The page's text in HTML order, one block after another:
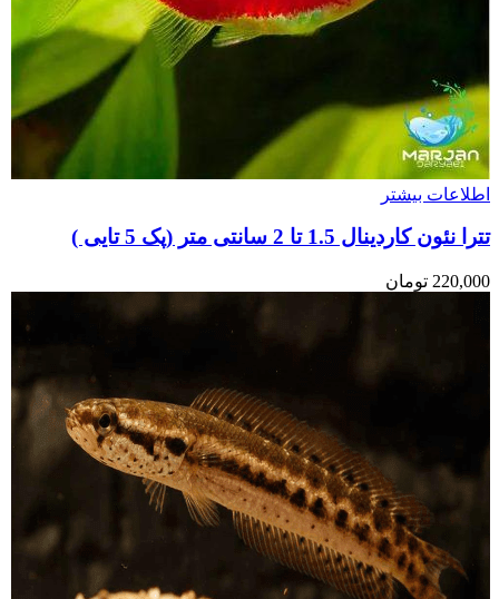
اطلاعات بیشتر
تترا نئون کاردینال 1.5 تا 2 سانتی متر (پک 5 تایی )
220,000 تومان